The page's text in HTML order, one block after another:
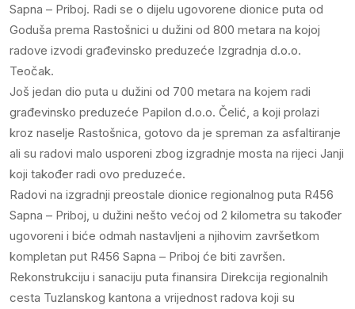
Sapna – Priboj. Radi se o dijelu ugovorene dionice puta od
Goduša prema Rastošnici u dužini od 800 metara na kojoj
radove izvodi građevinsko preduzeće Izgradnja d.o.o.
Teočak.
Još jedan dio puta u dužini od 700 metara na kojem radi
građevinsko preduzeće Papilon d.o.o. Čelić, a koji prolazi
kroz naselje Rastošnica, gotovo da je spreman za asfaltiranje
ali su radovi malo usporeni zbog izgradnje mosta na rijeci Janji
koji također radi ovo preduzeće.
Radovi na izgradnji preostale dionice regionalnog puta R456
Sapna – Priboj, u dužini nešto većoj od 2 kilometra su također
ugovoreni i biće odmah nastavljeni a njihovim završetkom
kompletan put R456 Sapna – Priboj će biti završen.
Rekonstrukciju i sanaciju puta finansira Direkcija regionalnih
cesta Tuzlanskog kantona a vrijednost radova koji su